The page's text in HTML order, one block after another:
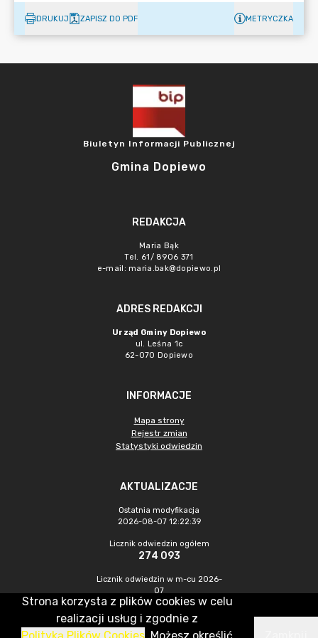
DRUKUJ ZAPISZ DO PDF METRYCZKA
Biuletyn Informacji Publicznej
Gmina Dopiewo
REDAKCJA
Maria Bąk
Tel. 61/ 8906 371
e-mail: maria.bak@dopiewo.pl
ADRES REDAKCJI
Urząd Gminy Dopiewo
ul. Leśna 1c
62-070 Dopiewo
INFORMACJE
Mapa strony
Rejestr zmian
Statystyki odwiedzin
AKTUALIZACJE
Ostatnia modyfikacja
2026-08-07 12:22:39
Licznik odwiedzin ogółem
274 093
Licznik odwiedzin w m-cu 2026-
07
882
CMS & Hosting: Nefeni Sp. z o.o.
Strona korzysta z plików cookies w celu
realizacji usług i zgodnie z